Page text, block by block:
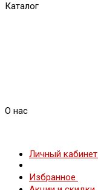
Каталог
О нас
Личный кабинет
Избранное